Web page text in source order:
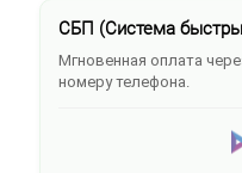
СБП (Система
Мгновенная оплата
номеру телефона.